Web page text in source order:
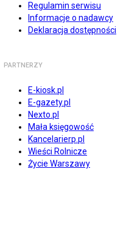
Regulamin serwisu
Informacje o nadawcy
Deklaracja dostępności
PARTNERZY
E-kiosk.pl
E-gazety.pl
Nexto.pl
Mała księgowość
Kancelarierp.pl
Wieści Rolnicze
Życie Warszawy